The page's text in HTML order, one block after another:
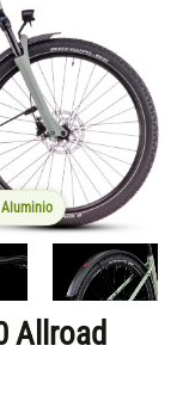
Aluminio
Allroad